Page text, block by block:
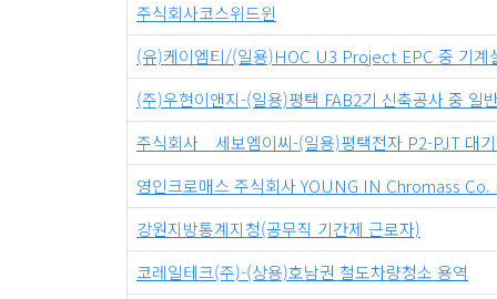
주식회사코스위드윈
(유)케이엠티/(일용)HOC U3 Project EPC 중 기계
(주)우현이앤지-(일용)평택 FAB2기 신축공사 중 일
주식회사 세보엠이씨-(일용)평택전자 P2-PJT 대
영인크로매스 주식회사 YOUNG IN Chromass Co.
강원지방통계지청(공무직 기간제 근로자)
코레일테크(주)-(상용)호남권 철도차량청소 용역